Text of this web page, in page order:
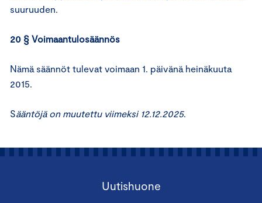
suuruuden.
20 § Voimaantulosäännös
Nämä säännöt tulevat voimaan 1. päivänä heinäkuuta
2015.
Sääntöjä on muutettu viimeksi 12.12.2025.
Uutishuone